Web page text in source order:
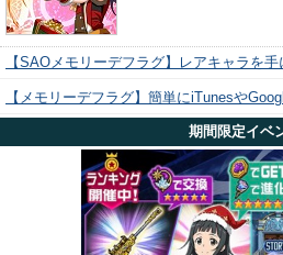
【SAOメモリーデフラグ】レアキャラを
【メモリーデフラグ】簡単にiTunesや
期間限定イベ